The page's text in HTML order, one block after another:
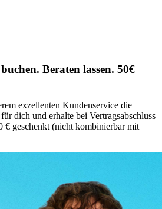
Beraten lassen. 50€
exzellenten Kundenservice die
dich und erhalte bei Vertragsabschluss
€ geschenkt (nicht kombinierbar mit